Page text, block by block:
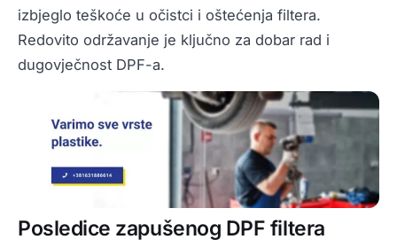
izbjeglo teškoće u očistci i oštećenja filtera.
Redovito održavanje je ključno za dobar rad i
dugovječnost DPF-a.
Posledice zapušenog DPF filtera